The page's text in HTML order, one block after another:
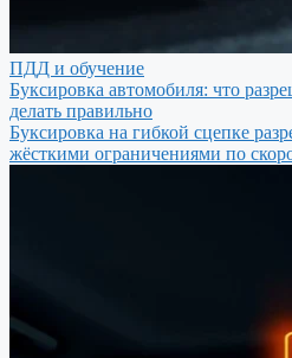
ПДД и обучение
Буксировка автомобиля: что
делать правильно
Буксировка на гибкой сцепке
жёсткими ограничениями по